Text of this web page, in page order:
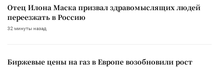
Отец Илона Маска призвал здравомыслящих людей
переезжать в Россию
32 минуты назад
Биржевые цены на газ в Европе возобновили рост